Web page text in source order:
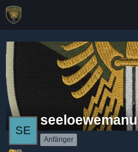
seeloewemanu
Anfänger